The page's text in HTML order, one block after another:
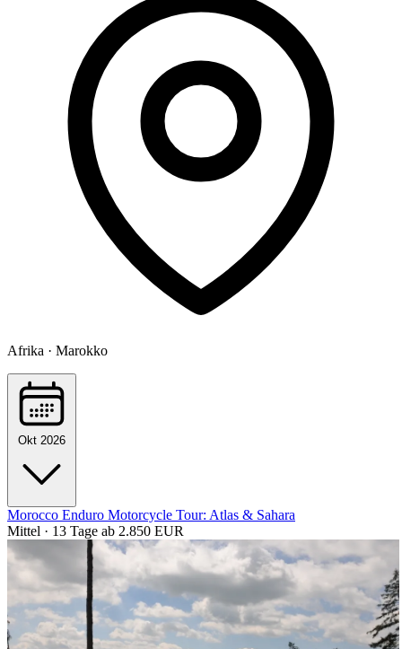
Afrika · Marokko
Okt 2026
Morocco Enduro Motorcycle Tour: Atlas & Sahara
Mittel · 13 Tage ab 2.850 EUR